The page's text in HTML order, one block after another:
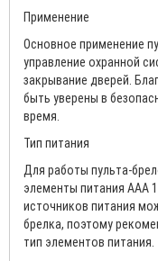
Применение
Основное применение
управление охранной
закрывание дверей.
быть уверены в
время.
Тип питания
Для работы пульта-
элементы питания AAA
источников питания
брелка, поэтому
тип элементов питания.